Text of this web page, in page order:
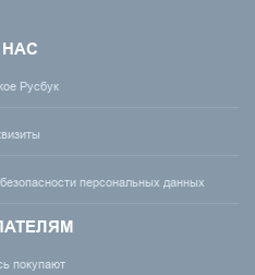
Русбук
персональных данных
покупают